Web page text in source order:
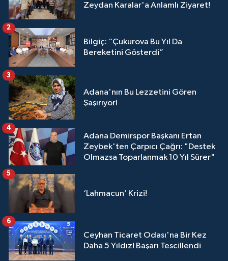
Zeydan Karalar'a Anlamlı Ziyaret!
Bilgiç: “Çukurova Bu Yıl Da
Bereketini Gösterdi”
2
Adana'nın Bu Lezzetini Gören
Şaşırıyor!
3
Adana Demirspor Başkanı Ertan
Zeybek'ten Çarpıcı Çağrı: "Destek
Olmazsa Toparlanmak 10 Yıl Sürer"
4
‘Lahmacun’ Krizi!
5
Ceyhan Ticaret Odası'na Bir Kez
Daha 5 Yıldız! Başarı Tescillendi
6